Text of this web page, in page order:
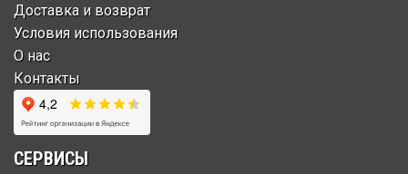
Доставка и возврат
Условия использования
О нас
Контакты
СЕРВИСЫ